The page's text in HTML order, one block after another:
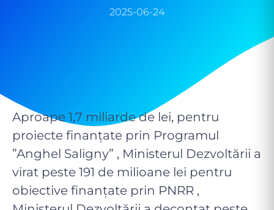
2025-06-24
Aproape 1,7 miliarde de lei, pentru
proiecte finanțate prin Programul
”Anghel Saligny” , Ministerul Dezvoltării a
virat peste 191 de milioane lei pentru
obiective finanțate prin PNRR ,